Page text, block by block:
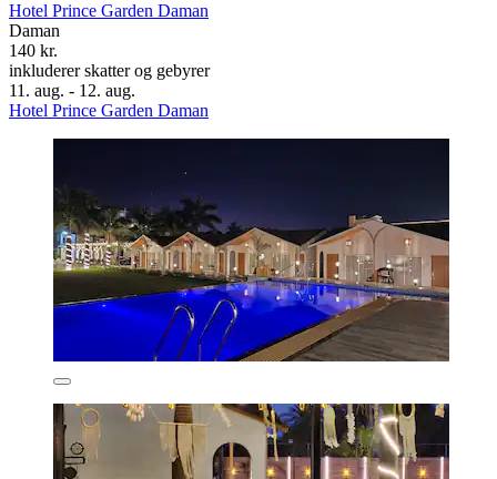
Hotel Prince Garden Daman
Daman
140 kr.
inkluderer skatter og gebyrer
11. aug. - 12. aug.
Hotel Prince Garden Daman